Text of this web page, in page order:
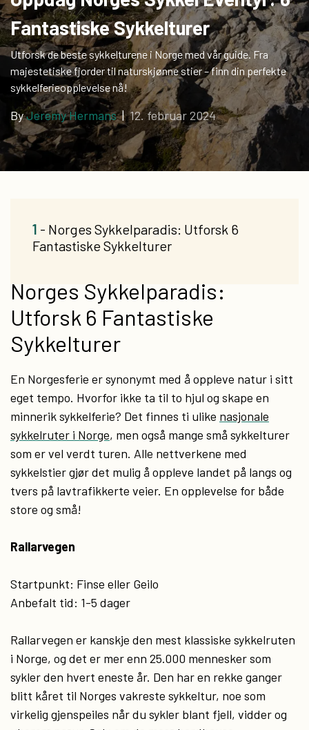
Fantastiske Sykkelturer
Utforsk de beste sykkelturene i Norge med vår guide. Fra
majestetiske fjorder til naturskjønne stier – finn din perfekte
sykkelferieopplevelse nå!
ByJeremy Hermans|12. februar 2024
Norges Sykkelparadis:
Utforsk 6 Fantastiske
Sykkelturer
En Norgesferie er synonymt med å oppleve natur i sitt
eget tempo. Hvorfor ikke ta til to hjul og skape en
minnerik sykkelferie? Det finnes ti ulike nasjonale
sykkelruter i Norge, men også mange små sykkelturer
som er vel verdt turen. Alle nettverkene med
sykkelstier gjør det mulig å oppleve landet på langs og
tvers på lavtrafikkerte veier. En opplevelse for både
store og små!
Rallarvegen
Startpunkt: Finse eller Geilo
Anbefalt tid: 1-5 dager
Rallarvegen er kanskje den mest klassiske sykkelruten
i Norge, og det er mer enn 25.000 mennesker som
sykler den hvert eneste år. Den har en rekke ganger
blitt kåret til Norges vakreste sykkeltur, noe som
virkelig gjenspeiles når du sykler blant fjell, vidder og
1 - Norges Sykkelparadis: Utforsk 6
Fantastiske Sykkelturer